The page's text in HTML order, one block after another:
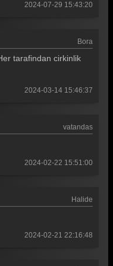
2024-07-29 15:43:20
Bora
tarafindan cirkinlik
2024-03-14 15:46:37
vatandas
2024-02-22 15:51:00
Halide
2024-02-21 22:16:48